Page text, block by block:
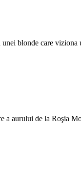
blonde care
aurului de la Roşia